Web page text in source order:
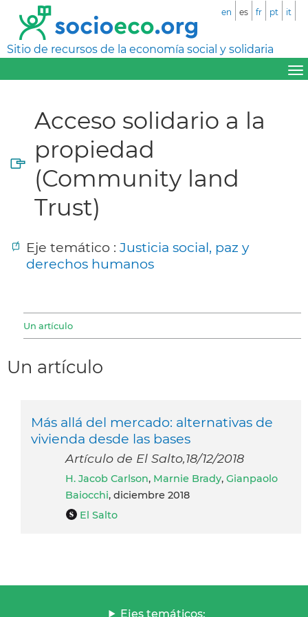
Sitio de recursos de la economía social y solidaria
en es fr pt it
Acceso solidario a la
propiedad
(Community land
Trust)
Eje temático : Justicia social, paz y
derechos humanos
Un artículo
Un artículo
Más allá del mercado: alternativas de
vivienda desde las bases
Artículo de El Salto,18/12/2018
H. Jacob Carlson, Marnie Brady, Gianpaolo
Baiocchi, diciembre 2018
El Salto
Ejes temáticos: